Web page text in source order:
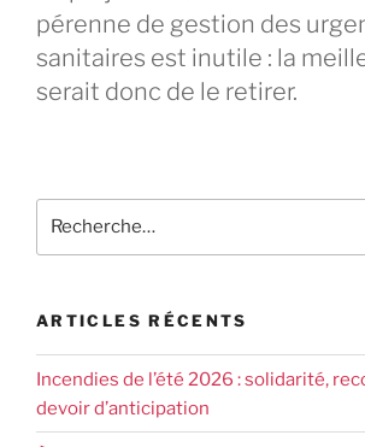
pérenne de gestion des
sanitaires est inutile : la
serait donc de le retirer.
ARTICLES RÉCENTS
Incendies de l’été 2026 : solidarité,
devoir d’anticipation